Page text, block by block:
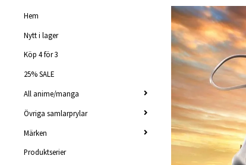
Hem
Nytt i lager
Köp 4 för 3
25% SALE
All anime/manga
Övriga samlarprylar
Märken
Produktserier